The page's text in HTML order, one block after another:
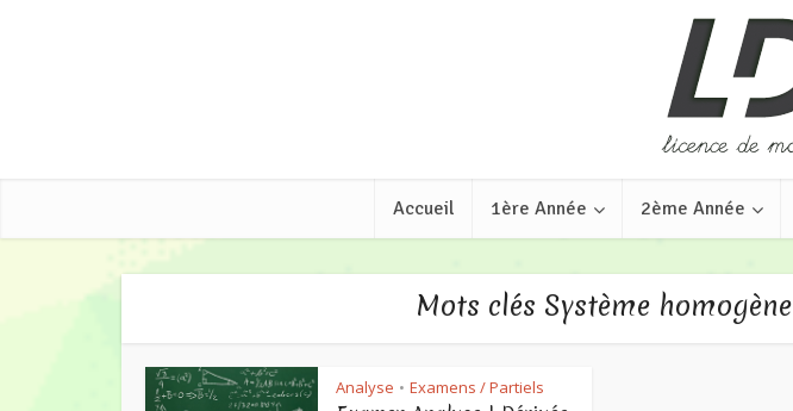
Accueil 1ère Année 2ème Année
Mots clés Système homogène
Analyse • Examens / Partiels